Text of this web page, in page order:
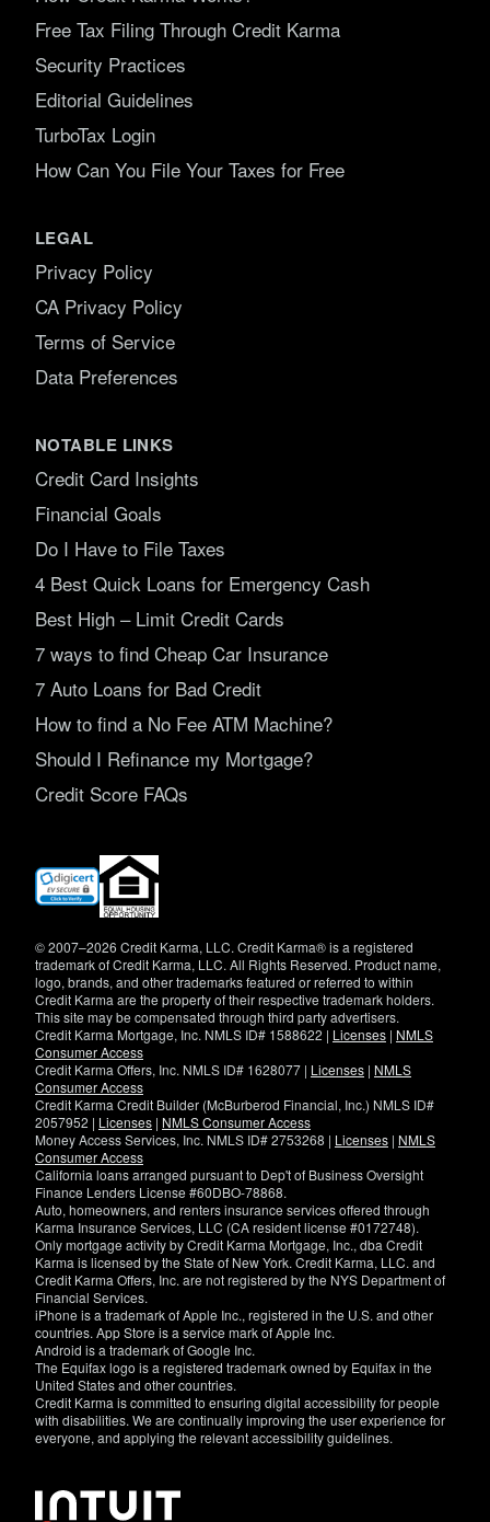
Free Tax Filing Through Credit Karma
Security Practices
Editorial Guidelines
TurboTax Login
How Can You File Your Taxes for Free
LEGAL
Privacy Policy
CA Privacy Policy
Terms of Service
Data Preferences
NOTABLE LINKS
Credit Card Insights
Financial Goals
Do I Have to File Taxes
4 Best Quick Loans for Emergency Cash
Best High – Limit Credit Cards
7 ways to find Cheap Car Insurance
7 Auto Loans for Bad Credit
How to find a No Fee ATM Machine?
Should I Refinance my Mortgage?
Credit Score FAQs
(opens
new
© 2007–2026 Credit Karma, LLC. Credit Karma® is a registered
trademark of Credit Karma, LLC. All Rights Reserved. Product name,
logo, brands, and other trademarks featured or referred to within
Credit Karma are the property of their respective trademark holders.
This site may be compensated through third party advertisers.
Credit Karma Mortgage, Inc. NMLS ID# 1588622 | Licenses | NMLS
Consumer Access
Credit Karma Offers, Inc. NMLS ID# 1628077 | Licenses | NMLS
Consumer Access
Credit Karma Credit Builder (McBurberod Financial, Inc.) NMLS ID#
2057952 | Licenses | NMLS Consumer Access
Money Access Services, Inc. NMLS ID# 2753268 | Licenses | NMLS
Consumer Access
California loans arranged pursuant to Dep't of Business Oversight
Finance Lenders License #60DBO-78868.
Auto, homeowners, and renters insurance services offered through
Karma Insurance Services, LLC (CA resident license #0172748).
Only mortgage activity by Credit Karma Mortgage, Inc., dba Credit
Karma is licensed by the State of New York. Credit Karma, LLC. and
Credit Karma Offers, Inc. are not registered by the NYS Department of
Financial Services.
iPhone is a trademark of Apple Inc., registered in the U.S. and other
countries. App Store is a service mark of Apple Inc.
Android is a trademark of Google Inc.
The Equifax logo is a registered trademark owned by Equifax in the
United States and other countries.
Credit Karma is committed to ensuring digital accessibility for people
with disabilities. We are continually improving the user experience for
everyone, and applying the relevant accessibility guidelines.
have
specific